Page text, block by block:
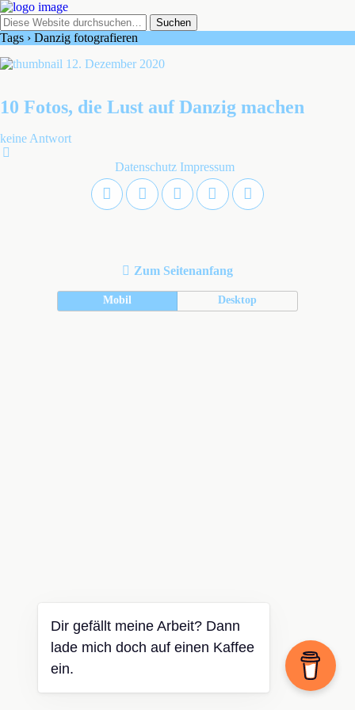
Tags › Danzig fotografieren
12. Dezember 2020
10 Fotos, die Lust auf Danzig machen
keine Antwort
Datenschutz Impressum
Zum Seitenanfang
Mobil Desktop
Dir gefällt meine Arbeit? Dann
lade mich doch auf einen Kaffee
ein.